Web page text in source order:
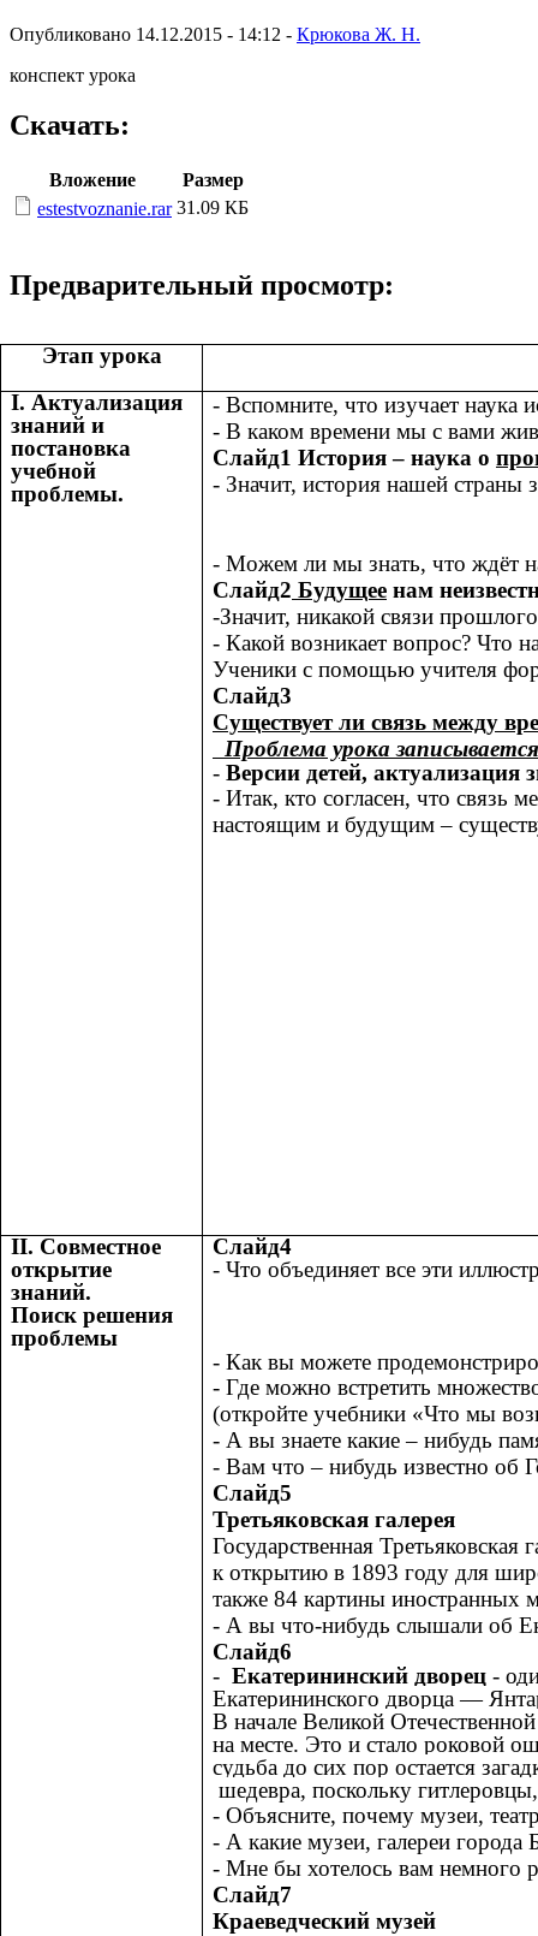
Опубликовано 14.12.2015 - 14:12 - Крюкова Ж. Н.
конспект урока
Скачать:
Вложение
Размер
estestvoznanie.rar 31.09 КБ
Предварительный просмотр:
Этап урока
Ι. Актуализация
знаний и
постановка
учебной
проблемы.
- Вспомните, что изучает наука
- В каком времени мы с вами
Слайд1 История – наука о
- Значит, история нашей страны
- Можем ли мы знать, что ждёт
Слайд2 Будущее нам
-Значит, никакой связи
- Какой возникает вопрос? Что
Ученики с помощью учителя
Слайд3
Существует ли связь между
Проблема урока записывается
- Версии детей, актуализация
- Итак, кто согласен, что
настоящим и будущим –
ΙΙ. Совместное
открытие
знаний.
Поиск решения
проблемы
Слайд4
- Что объединяет все эти
- Как вы можете
- Где можно встретить
(откройте учебники «Что мы
- А вы знаете какие – нибудь
- Вам что – нибудь известно об
Слайд5
Третьяковская галерея
Государственная
к открытию в 1893 году для
также 84 картины иностранных
- А вы что-нибудь слышали об
Слайд6
- Екатерининский дворец -
Екатерининского дворца —
В начале Великой
на месте. Это и стало роковой
судьба до сих пор остается
шедевра, поскольку
- Объясните, почему музеи,
- А какие музеи, галереи города
- Мне бы хотелось вам немного
Слайд7
Краеведческий музей